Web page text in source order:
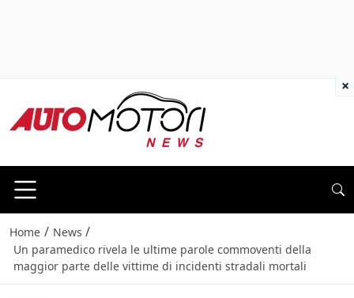
Home / News /
Un paramedico rivela le ultime parole commoventi della
maggior parte delle vittime di incidenti stradali mortali
×